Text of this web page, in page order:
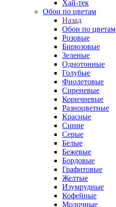
Хай-тек
Обои по цветам
Назад
Обои по цветам
Розовые
Бирюзовые
Зеленые
Однотонные
Голубые
Фиолетовые
Сиреневые
Коричневые
Разноцветные
Красные
Синие
Серые
Белые
Бежевые
Бордовые
Графитовые
Желтые
Изумрудные
Кофейные
Молочные